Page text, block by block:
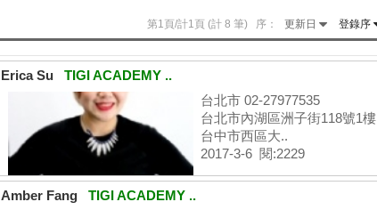
第1頁/計1頁 (計 8 筆) 序： 更新日 登錄序
Erica Su TIGI ACADEMY ..
台北市 02-27977535
台北市內湖區洲子街118號1樓
台中市西區大..
2017-3-6 閱:2229
Amber Fang TIGI ACADEMY ..